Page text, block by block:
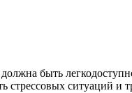
быть
стрессовых ситуаций и